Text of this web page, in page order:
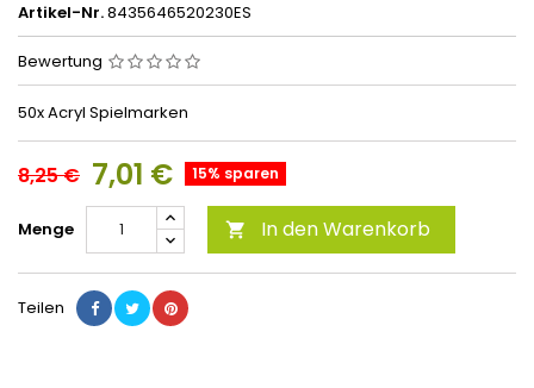
Artikel-Nr.8435646520230ES
Bewertung
50x Acryl Spielmarken
8,25 € 7,01 € 15% sparen
Menge  In den Warenkorb
Teilen